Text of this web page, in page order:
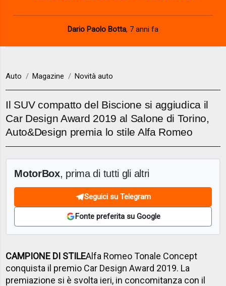
Dario Paolo Botta, 7 anni fa
Auto Magazine Novità auto
Il SUV compatto del Biscione si aggiudica il
Car Design Award 2019 al Salone di Torino,
Auto&Design premia lo stile Alfa Romeo
MotorBox, prima di tutti gli altri
Seguici su Telegram
Fonte preferita su Google
CAMPIONE DI STILEAlfa Romeo Tonale Concept
conquista il premio Car Design Award 2019. La
premiazione si è svolta ieri, in concomitanza con il